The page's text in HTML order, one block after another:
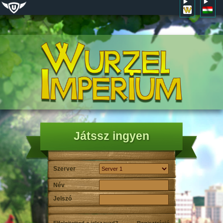
Játssz ingyen
Szerver
Név
Jelszó